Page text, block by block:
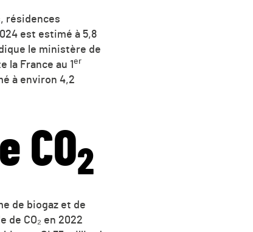
résidences
est estimé à 5,8
le ministère de
la France au 1er
à environ 4,2
CO2
de biogaz et de
de CO₂ en 2022